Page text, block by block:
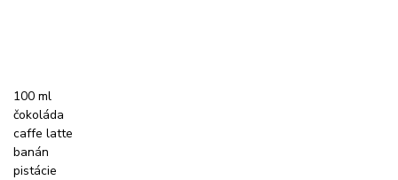
100 ml
čokoláda
caffe latte
banán
pistácie